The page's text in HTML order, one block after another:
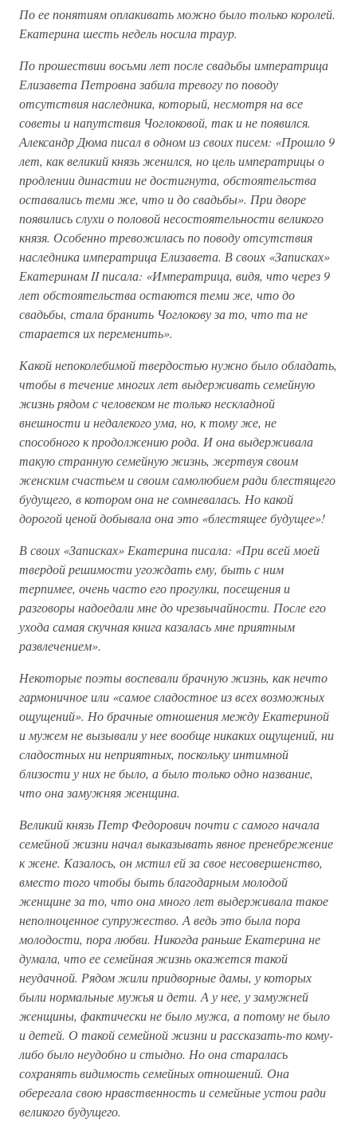
По ее понятиям оплакивать можно было только королей.
Екатерина шесть недель носила траур.
По прошествии восьми лет после свадьбы императрица
Елизавета Петровна забила тревогу по поводу
отсутствия наследника, который, несмотря на все
советы и напутствия Чоглоковой, так и не появился.
Александр Дюма писал в одном из своих писем: «Прошло 9
лет, как великий князь женился, но цель императрицы о
продлении династии не достигнута, обстоятельства
оставались теми же, что и до свадьбы». При дворе
появились слухи о половой несостоятельности великого
князя. Особенно тревожилась по поводу отсутствия
наследника императрица Елизавета. В своих «Записках»
Екатеринам II писала: «Императрица, видя, что через 9
лет обстоятельства остаются теми же, что до
свадьбы, стала бранить Чоглокову за то, что та не
старается их переменить».
Какой непоколебимой твердостью нужно было обладать,
чтобы в течение многих лет выдерживать семейную
жизнь рядом с человеком не только нескладной
внешности и недалекого ума, но, к тому же, не
способного к продолжению рода. И она выдерживала
такую странную семейную жизнь, жертвуя своим
женским счастьем и своим самолюбием ради блестящего
будущего, в котором она не сомневалась. Но какой
дорогой ценой добывала она это «блестящее будущее»!
В своих «Записках» Екатерина писала: «При всей моей
твердой решимости угождать ему, быть с ним
терпимее, очень часто его прогулки, посещения и
разговоры надоедали мне до чрезвычайности. После его
ухода самая скучная книга казалась мне приятным
развлечением».
Некоторые поэты воспевали брачную жизнь, как нечто
гармоничное или «самое сладостное из всех возможных
ощущений». Но брачные отношения между Екатериной
и мужем не вызывали у нее вообще никаких ощущений, ни
сладостных ни неприятных, поскольку интимной
близости у них не было, а было только одно название,
что она замужняя женщина.
Великий князь Петр Федорович почти с самого начала
семейной жизни начал выказывать явное пренебрежение
к жене. Казалось, он мстил ей за свое несовершенство,
вместо того чтобы быть благодарным молодой
женщине за то, что она много лет выдерживала такое
неполноценное супружество. А ведь это была пора
молодости, пора любви. Никогда раньше Екатерина не
думала, что ее семейная жизнь окажется такой
неудачной. Рядом жили придворные дамы, у которых
были нормальные мужья и дети. А у нее, у замужней
женщины, фактически не было мужа, а потому не было
и детей. О такой семейной жизни и рассказать-то кому-
либо было неудобно и стыдно. Но она старалась
сохранять видимость семейных отношений. Она
оберегала свою нравственность и семейные устои ради
великого будущего.